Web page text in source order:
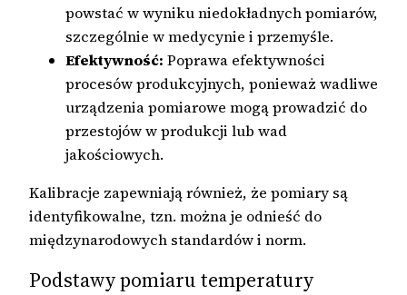
powstać w wyniku niedokładnych pomiarów,
szczególnie w medycynie i przemyśle.
Efektywność: Poprawa efektywności
procesów produkcyjnych, ponieważ wadliwe
urządzenia pomiarowe mogą prowadzić do
przestojów w produkcji lub wad
jakościowych.
Kalibracje zapewniają również, że pomiary są
identyfikowalne, tzn. można je odnieść do
międzynarodowych standardów i norm.
Podstawy pomiaru temperatury